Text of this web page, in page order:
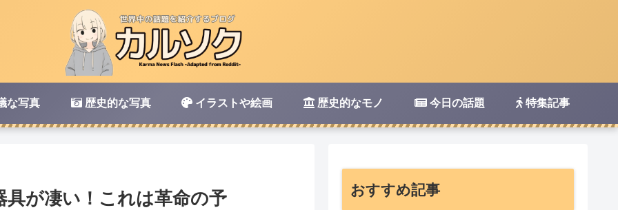
な写真 歴史的な写真 イラストや絵画 歴史的なモノ 今日の話題 特集記事
が凄い！これは革命の予 おすすめ記事